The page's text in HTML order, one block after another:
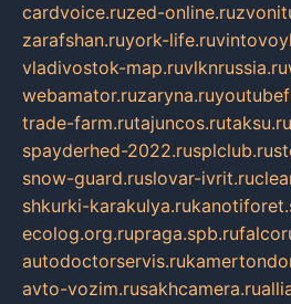
cardvoice.ruzed-online.ru
zarafshan.ruyork-life.ru
vladivostok-map.ruvlknrussia.ru
webamator.ruzaryna.ru
trade-farm.rutajuncos.rutaksu.ru
spayderhed-2022.rusplclub.ru
snow-guard.ruslovar-ivrit.ru
shkurki-karakulya.ru
ecolog.org.rupraga.spb.ru
autodoctorservis.ru
avto-vozim.rusakhcamera.ru